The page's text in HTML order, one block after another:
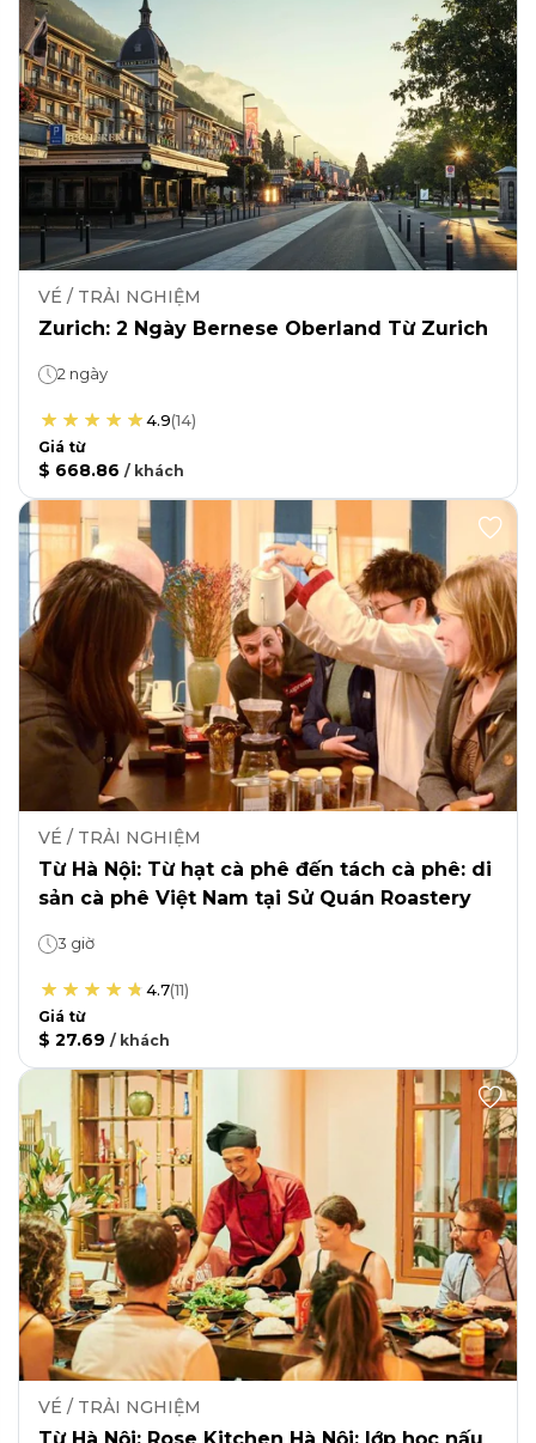
VÉ / TRẢI NGHIỆM
Zurich: 2 Ngày Bernese Oberland Từ Zurich
2 ngày
4.9(14)
Giá từ
$ 668.86 / khách
VÉ / TRẢI NGHIỆM
Từ Hà Nội: Từ hạt cà phê đến tách cà phê: di
sản cà phê Việt Nam tại Sử Quán Roastery
3 giờ
4.7(11)
Giá từ
$ 27.69 / khách
VÉ / TRẢI NGHIỆM